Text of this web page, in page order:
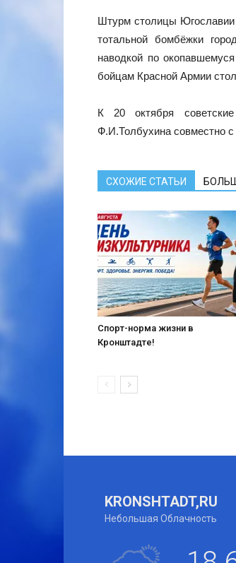
Штурм столицы Югославии
тотальной бомбёжки
наводкой по
бойцам Красной Армии
К 20 октября
Ф.И.Толбухина совместно с
СХОЖИЕ СТАТЬИ
Спорт-норма жизни в
Кронштадте!
KRONSHTADT,RU
Небольшая Облачность